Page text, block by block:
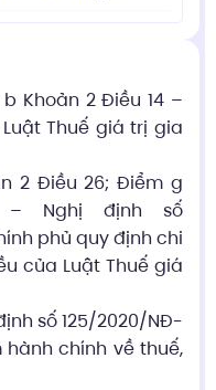
Khoản 2 Điều 14 –
Luật Thuế giá trị gia
2 Điều 26; Điểm g
Nghị định số
phủ quy định chi
của Luật Thuế giá
số 125/2020/NĐ-
chính về thuế,